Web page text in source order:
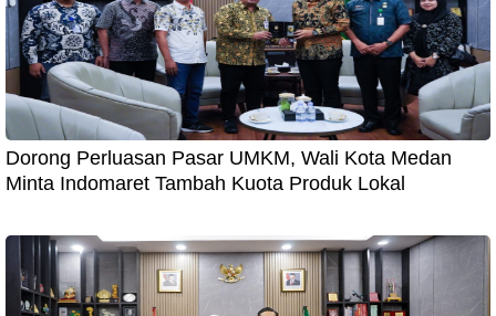
Dorong Perluasan Pasar UMKM, Wali Kota Medan
Minta Indomaret Tambah Kuota Produk Lokal